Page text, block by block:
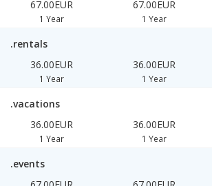
67.00EUR
1 Year
67.00EUR
1 Year
.rentals
36.00EUR
1 Year
36.00EUR
1 Year
.vacations
36.00EUR
1 Year
36.00EUR
1 Year
.events